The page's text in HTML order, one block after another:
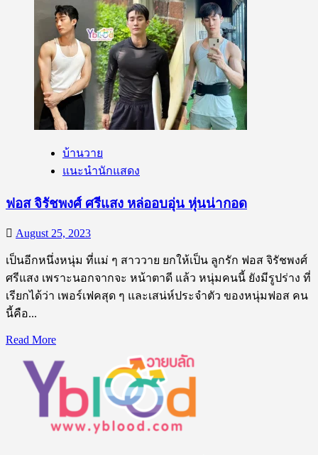
about
บุ๊ค
กษิดิ์
เดช
น่า
รัก
น่า
บีบ
บ้านวาย
แนะนำนักแสดง
ฟอส จิรัชพงศ์ ศรีแสง หล่ออบอุ่น หุ่นน่ากอด
August 25, 2023
เป็นอีกหนึ่งหนุ่ม ที่แม่ ๆ สาววาย ยกให้เป็น ลูกรัก ฟอส จิรัชพงศ์
ศรีแสง เพราะนอกจากจะ หน้าตาดี แล้ว หนุ่มคนนี้ ยังมีรูปร่าง ที่
เรียกได้ว่า เพอร์เฟคสุด ๆ และเสน่ห์ประจำตัว ของหนุ่มฟอส คน
นี้คือ...
Read MoreRead
about
ฟอส
รัช
พงศ์